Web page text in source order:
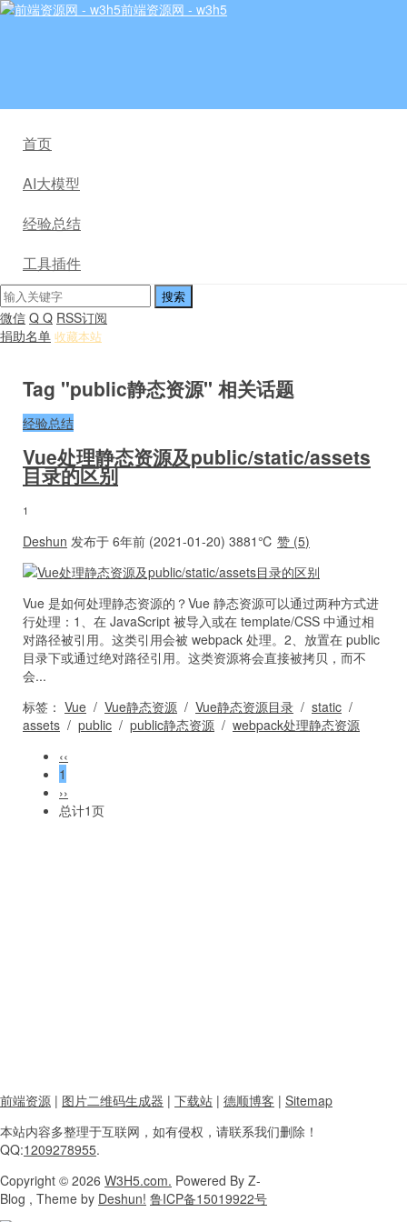
前端资源网 - w3h5
首页
AI大模型
经验总结
工具插件
微信 Q Q RSS订阅
捐助名单 收藏本站
Tag "public静态资源" 相关话题
经验总结
Vue处理静态资源及public/static/assets
目录的区别
1
Deshun 发布于 6年前 (2021-01-20) 3881℃ 赞 (5)
Vue 是如何处理静态资源的？Vue 静态资源可以通过两种方式进
行处理：1、在 JavaScript 被导入或在 template/CSS 中通过相
对路径被引用。这类引用会被 webpack 处理。2、放置在 public
目录下或通过绝对路径引用。这类资源将会直接被拷贝，而不
会...
标签： Vue / Vue静态资源 / Vue静态资源目录 / static /
assets / public / public静态资源 / webpack处理静态资源
‹‹
1
››
总计1页
前端资源 | 图片二维码生成器 | 下载站 | 德顺博客 | Sitemap
本站内容多整理于互联网， 如有侵权，请联系我们删除！
QQ:1209278955.
Copyright © 2026 W3H5.com. Powered By Z-
Blog , Theme by Deshun! 鲁ICP备15019922号